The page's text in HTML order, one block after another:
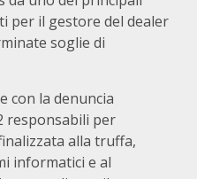
per il gestore del dealer
soglie di
con la denuncia
responsabili per
alla truffa,
informatici e al